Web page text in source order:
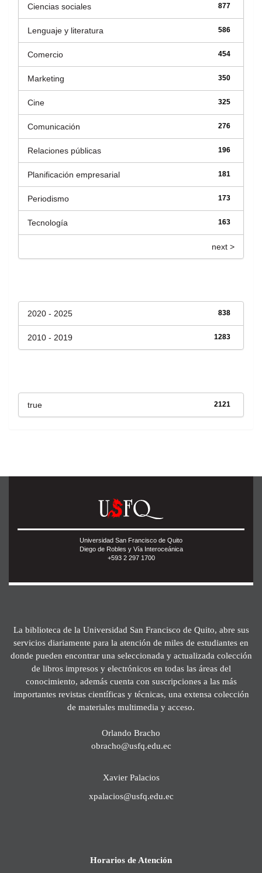
877
Ciencias sociales
586
Lenguaje y literatura
454
Comercio
350
Marketing
325
Cine
276
Comunicación
196
Relaciones públicas
181
Planificación empresarial
173
Periodismo
163
Tecnología
next >
838
2020 - 2025
1283
2010 - 2019
2121
true
Universidad San Francisco de Quito
Diego de Robles y Vía Interoceánica
+593 2 297 1700
La biblioteca de la Universidad San Francisco de Quito, abre sus
servicios diariamente para la atención de miles de estudiantes en
donde pueden encontrar una seleccionada y actualizada colección
de libros impresos y electrónicos en todas las áreas del
conocimiento, además cuenta con suscripciones a las más
importantes revistas científicas y técnicas, una extensa colección
de materiales multimedia y acceso.
Orlando Bracho
obracho@usfq.edu.ec
Xavier Palacios
xpalacios@usfq.edu.ec
Horarios de Atención